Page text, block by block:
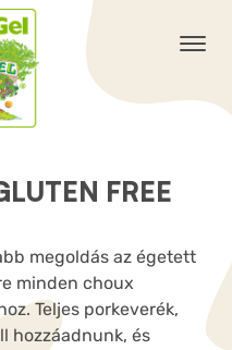
FREE
megoldás az égetett
minden choux
Teljes porkeverék,
hozzáadnunk, és